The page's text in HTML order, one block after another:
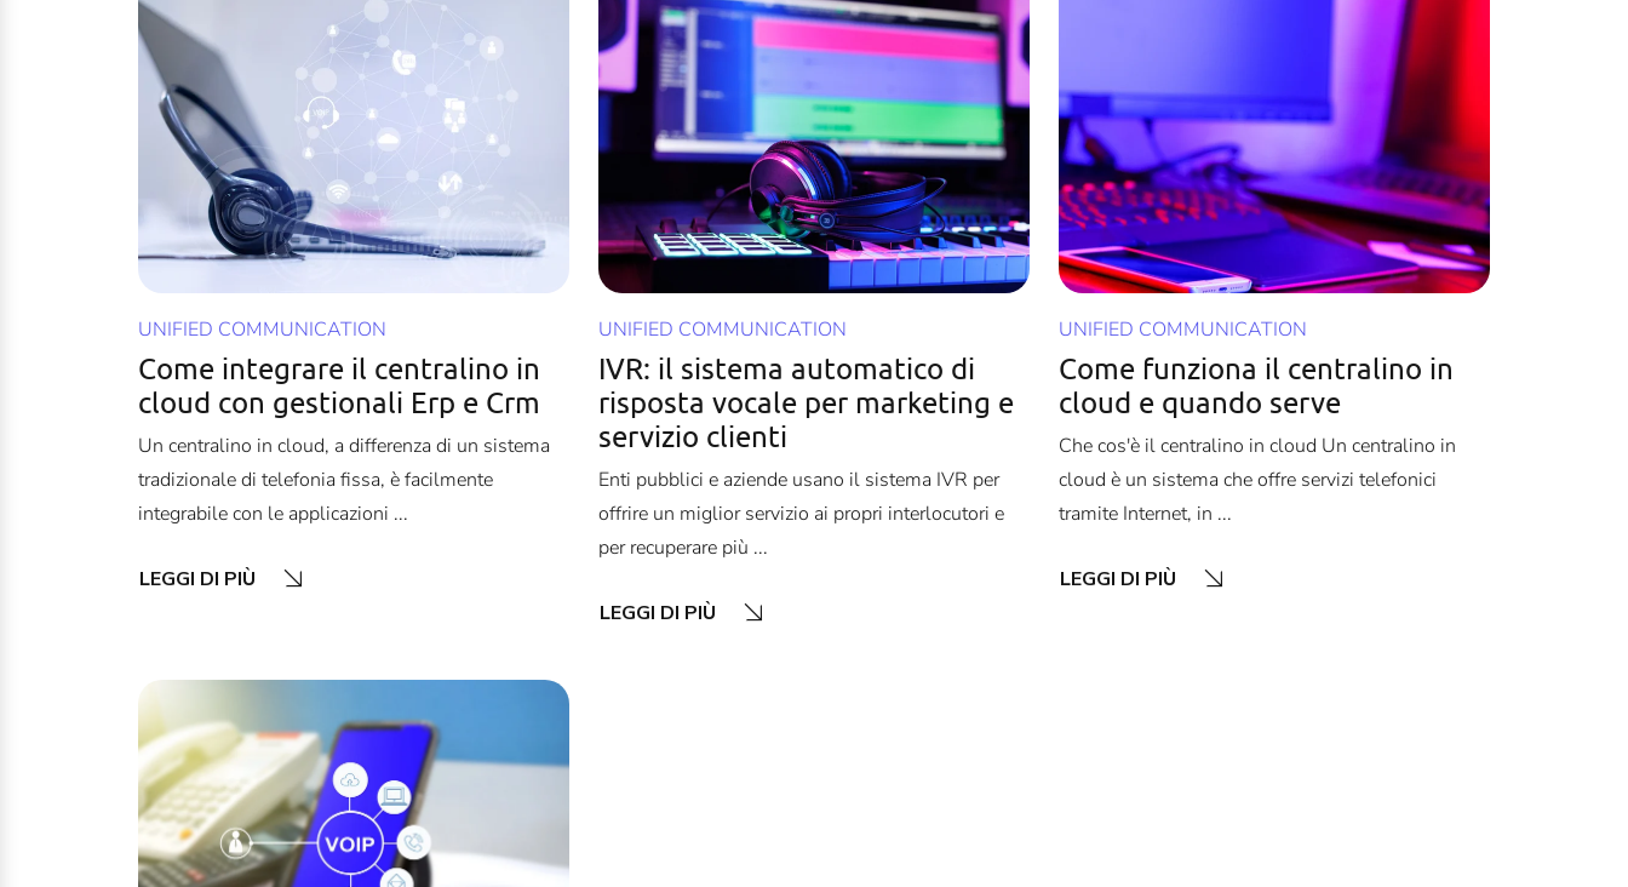
UNIFIED COMMUNICATION
Come integrare il centralino in
cloud con gestionali Erp e Crm
Un centralino in cloud, a differenza di un sistema
tradizionale di telefonia fissa, è facilmente
integrabile con le applicazioni ...
LEGGI DI PIÙ
UNIFIED COMMUNICATION
IVR: il sistema automatico di
risposta vocale per marketing e
servizio clienti
Enti pubblici e aziende usano il sistema IVR per
offrire un miglior servizio ai propri interlocutori e
per recuperare più ...
LEGGI DI PIÙ
UNIFIED COMMUNICATION
Come funziona il centralino in
cloud e quando serve
Che cos'è il centralino in cloud Un centralino in
cloud è un sistema che offre servizi telefonici
tramite Internet, in ...
LEGGI DI PIÙ